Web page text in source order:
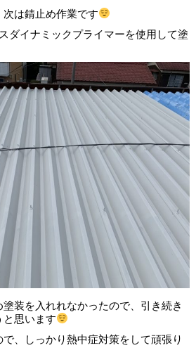
次は錆止め作業です
ダイナミックプライマーを使用して塗
装を入れれなかったので、引き続き
と思います
、しっかり熱中症対策をして頑張り